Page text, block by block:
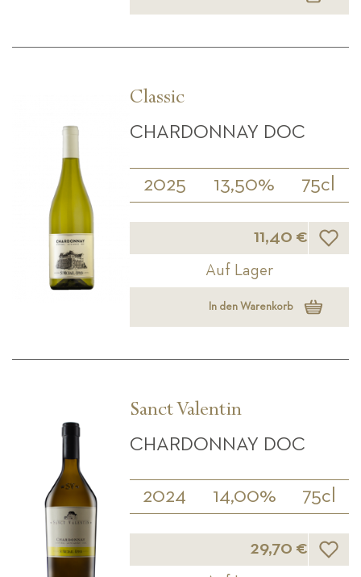
Classic
CHARDONNAY DOC
2025 13,50% 75cl
11,40 €
Auf Lager
In den Warenkorb
Sanct Valentin
CHARDONNAY DOC
2024 14,00% 75cl
29,70 €